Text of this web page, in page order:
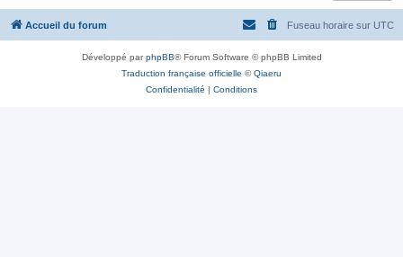
Accueil du forum Fuseau horaire sur UTC
Développé parphpBB® Forum Software © phpBB Limited
Traduction française officielle ©Qiaeru
Confidentialité | Conditions